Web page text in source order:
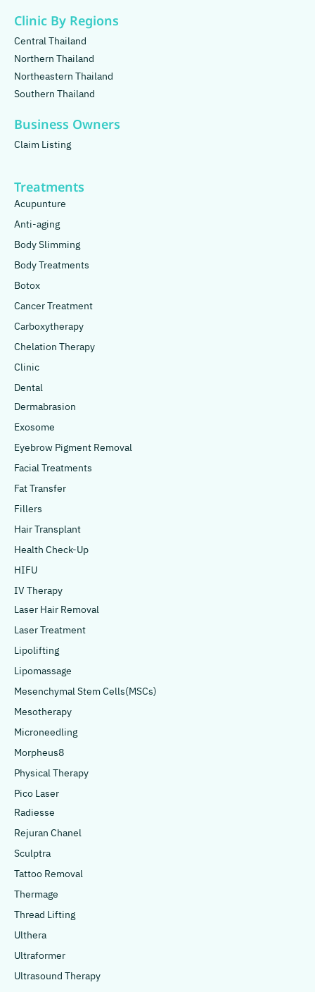
Clinic By Regions
Central Thailand
Northern Thailand
Northeastern Thailand
Southern Thailand
Business Owners
Claim Listing
Treatments
Acupunture
Anti-aging
Body Slimming
Body Treatments
Botox
Cancer Treatment
Carboxytherapy
Chelation Therapy
Clinic
Dental
Dermabrasion
Exosome
Eyebrow Pigment Removal
Facial Treatments
Fat Transfer
Fillers
Hair Transplant
Health Check-Up
HIFU
IV Therapy
Laser Hair Removal
Laser Treatment
Lipolifting
Lipomassage
Mesenchymal Stem Cells(MSCs)
Mesotherapy
Microneedling
Morpheus8
Physical Therapy
Pico Laser
Radiesse
Rejuran Chanel
Sculptra
Tattoo Removal
Thermage
Thread Lifting
Ulthera
Ultraformer
Ultrasound Therapy